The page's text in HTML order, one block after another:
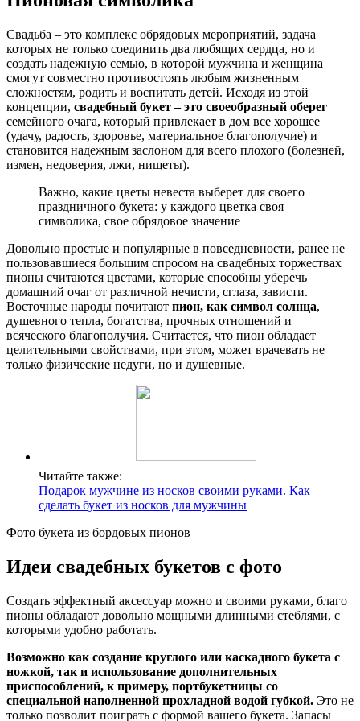
Свадьба – это комплекс обрядовых мероприятий, задача
которых не только соединить два любящих сердца, но и
создать надежную семью, в которой мужчина и женщина
смогут совместно противостоять любым жизненным
сложностям, родить и воспитать детей. Исходя из этой
концепции, свадебный букет – это своеобразный оберег
семейного очага, который привлекает в дом все хорошее
(удачу, радость, здоровье, материальное благополучие) и
становится надежным заслоном для всего плохого (болезней,
измен, недоверия, лжи, нищеты).
Важно, какие цветы невеста выберет для своего
праздничного букета: у каждого цветка своя
символика, свое обрядовое значение
Довольно простые и популярные в повседневности, ранее не
пользовавшиеся большим спросом на свадебных торжествах
пионы считаются цветами, которые способны уберечь
домашний очаг от различной нечисти, сглаза, зависти.
Восточные народы почитают пион, как символ солнца,
душевного тепла, богатства, прочных отношений и
всяческого благополучия. Считается, что пион обладает
целительными свойствами, при этом, может врачевать не
только физические недуги, но и душевные.
Читайте также:
Подарок мужчине из носков своими руками. Как
сделать букет из носков для мужчины
Фото букета из бордовых пионов
Идеи свадебных букетов с фото
Создать эффектный аксессуар можно и своими руками, благо
пионы обладают довольно мощными длинными стеблями, с
которыми удобно работать.
Возможно как создание круглого или каскадного букета с
ножкой, так и использование дополнительных
приспособлений, к примеру, портбукетницы со
специальной наполненной прохладной водой губкой. Это не
только позволит поиграть с формой вашего букета. Запасы